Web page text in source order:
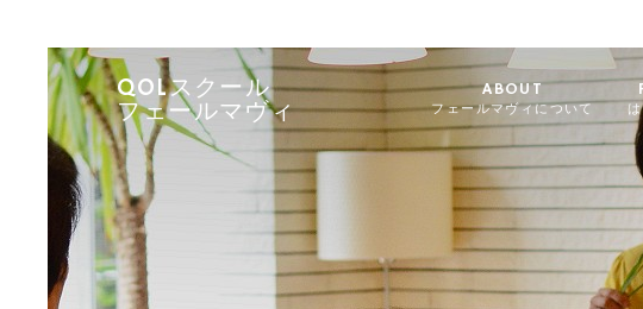
QOLスクール
フェールマヴィ
ABOUT
フェールマヴィについて